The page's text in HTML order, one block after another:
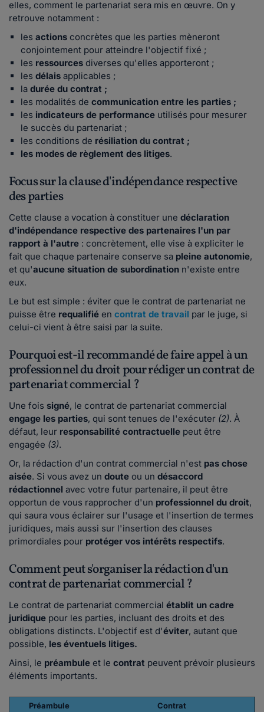
elles, comment le partenariat sera mis en œuvre. On y
retrouve notamment :
les actions concrètes que les parties mèneront
conjointement pour atteindre l'objectif fixé ;
les ressources diverses qu'elles apporteront ;
les délais applicables ;
la durée du contrat ;
les modalités de communication entre les parties ;
les indicateurs de performance utilisés pour mesurer
le succès du partenariat ;
les conditions de résiliation du contrat ;
les modes de règlement des litiges.
Focus sur la clause d'indépendance respective
des parties
Cette clause a vocation à constituer une déclaration
d'indépendance respective des partenaires l'un par
rapport à l'autre : concrètement, elle vise à expliciter le
fait que chaque partenaire conserve sa pleine autonomie,
et qu'aucune situation de subordination n'existe entre
eux.
Le but est simple : éviter que le contrat de partenariat ne
puisse être requalifié en contrat de travail par le juge, si
celui-ci vient à être saisi par la suite.
Pourquoi est-il recommandé de faire appel à un
professionnel du droit pour rédiger un contrat de
partenariat commercial ?
Une fois signé, le contrat de partenariat commercial
engage les parties, qui sont tenues de l'exécuter (2). À
défaut, leur responsabilité contractuelle peut être
engagée (3).
Or, la rédaction d'un contrat commercial n'est pas chose
aisée. Si vous avez un doute ou un désaccord
rédactionnel avec votre futur partenaire, il peut être
opportun de vous rapprocher d'un professionnel du droit,
qui saura vous éclairer sur l'usage et l'insertion de termes
juridiques, mais aussi sur l'insertion des clauses
primordiales pour protéger vos intérêts respectifs.
Comment peut s'organiser la rédaction d'un
contrat de partenariat commercial ?
Le contrat de partenariat commercial établit un cadre
juridique pour les parties, incluant des droits et des
obligations distincts. L'objectif est d'éviter, autant que
possible, les éventuels litiges.
Ainsi, le préambule et le contrat peuvent prévoir plusieurs
éléments importants.
Préambule Contrat